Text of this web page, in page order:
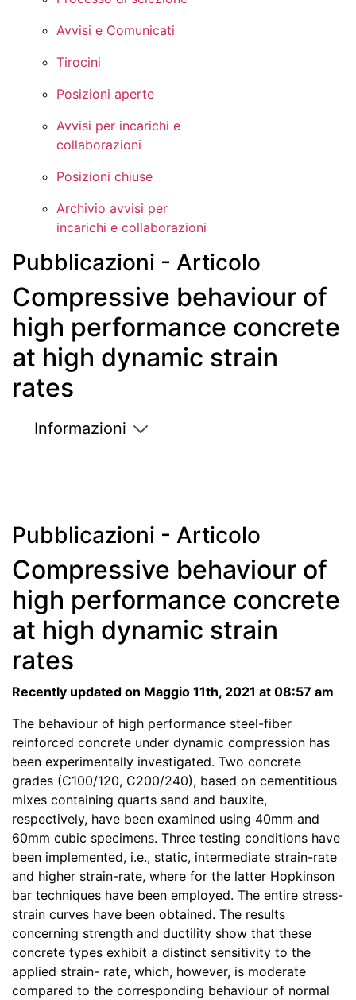
Avvisi e Comunicati
Tirocini
Posizioni aperte
Avvisi per incarichi e
collaborazioni
Posizioni chiuse
Archivio avvisi per
incarichi e collaborazioni
Pubblicazioni - Articolo
Compressive behaviour of
high performance concrete
at high dynamic strain
rates
Informazioni
Pubblicazioni - Articolo
Compressive behaviour of
high performance concrete
at high dynamic strain
rates
Recently updated on Maggio 11th, 2021 at 08:57 am
The behaviour of high performance steel-fiber
reinforced concrete under dynamic compression has
been experimentally investigated. Two concrete
grades (C100/120, C200/240), based on cementitious
mixes containing quarts sand and bauxite,
respectively, have been examined using 40mm and
60mm cubic specimens. Three testing conditions have
been implemented, i.e., static, intermediate strain-rate
and higher strain-rate, where for the latter Hopkinson
bar techniques have been employed. The entire stress-
strain curves have been obtained. The results
concerning strength and ductility show that these
concrete types exhibit a distinct sensitivity to the
applied strain- rate, which, however, is moderate
compared to the corresponding behaviour of normal